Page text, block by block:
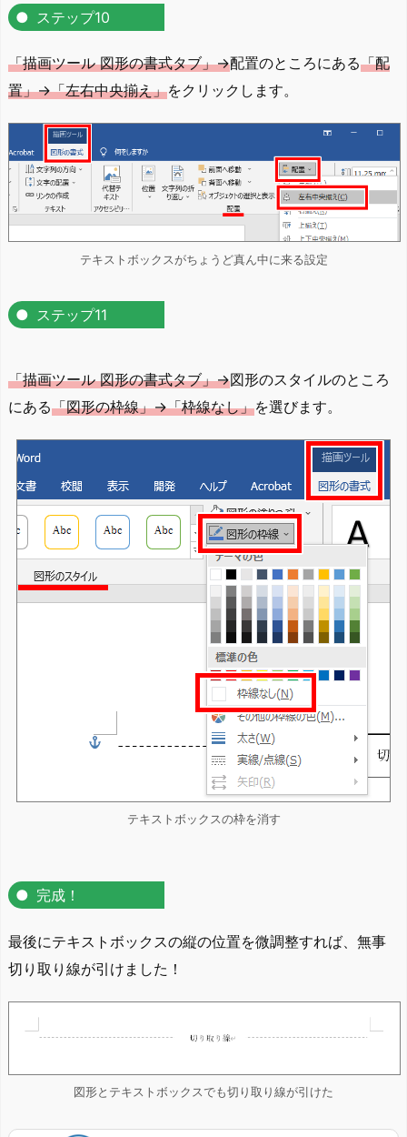
ステップ10
「描画ツール 図形の書式タブ」→配置のところにある「配
置」→「左右中央揃え」をクリックします。
テキストボックスがちょうど真ん中に来る設定
ステップ11
「描画ツール 図形の書式タブ」→図形のスタイルのところ
にある「図形の枠線」→「枠線なし」を選びます。
テキストボックスの枠を消す
完成！
最後にテキストボックスの縦の位置を微調整すれば、無事
切り取り線が引けました！
図形とテキストボックスでも切り取り線が引けた